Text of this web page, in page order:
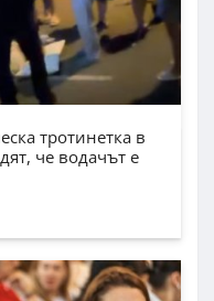
тротинетка в
че водачът е